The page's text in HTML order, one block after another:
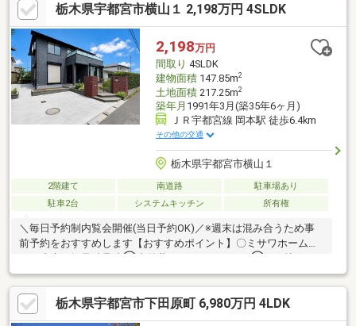
栃木県宇都宮市横山１ 2,198万円 4SLDK
2,198万円
間取り 4SLDK
建物面積147.85m2
土地面積217.25m2
築年月 1991年3月(築35年6ヶ月)
ＪＲ宇都宮線 岡本駅 徒歩6.4km
その他の交通
栃木県宇都宮市横山１
2階建て 南道路
駐車場あり
駐車2台
システムキッチン 所有権
＼毎日予約制内覧会開催(当日予約OK)／※週末は混み合うため事
前予約をおすすめします【おすすめポイント】〇ミサワホーム施
広々LDKで家族が自然と集まる家【リフォーム内容】●外壁屋根塗
装・コーキング●クロス張替え●水廻りCF張替え●水廻り新品交換
（キッチン、浴室、洗面、トイレ）●畳表替え・襖、障子張替え
●LED照明交換●TVモニター付きインターフォン新品交換●ハウス
栃木県宇都宮市下田原町 6,980万円 4LDK